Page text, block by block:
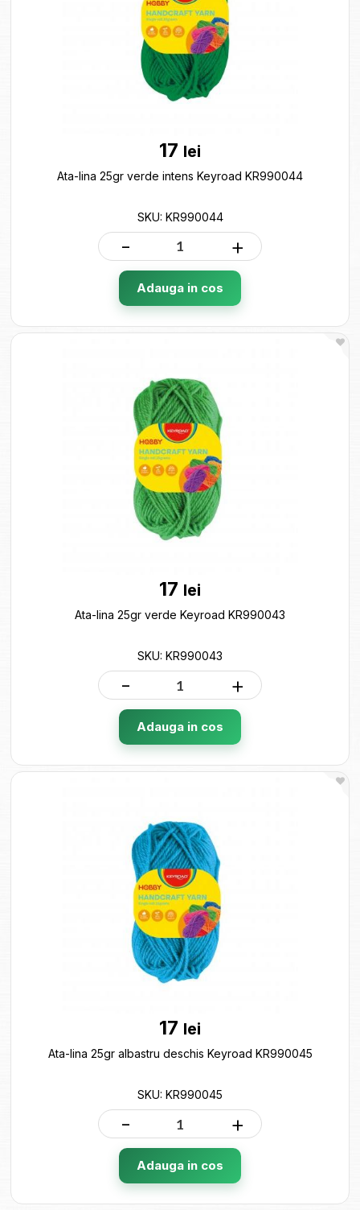
17 lei
Ata-lina 25gr verde intens Keyroad KR990044
SKU: KR990044
- +
Adauga in cos
17 lei
Ata-lina 25gr verde Keyroad KR990043
SKU: KR990043
- +
Adauga in cos
17 lei
Ata-lina 25gr albastru deschis Keyroad KR990045
SKU: KR990045
- +
Adauga in cos